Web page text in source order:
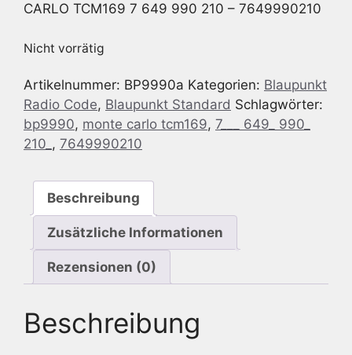
CARLO TCM169 7 649 990 210 – 7649990210
Nicht vorrätig
Artikelnummer: BP9990a Kategorien: Blaupunkt
Radio Code, Blaupunkt Standard Schlagwörter:
bp9990, monte carlo tcm169, 7___ 649_ 990_
210_ , 7649990210
Beschreibung
Zusätzliche Informationen
Rezensionen (0)
Beschreibung